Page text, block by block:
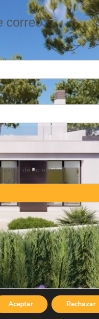
correo
de su entidad
de privacidad·Política de
Aceptar Rechazar